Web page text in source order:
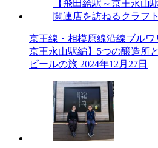
京王線・相模原線沿線ブル
京王永山駅編】5つの醸造所
ビールの旅 2024年12月27日